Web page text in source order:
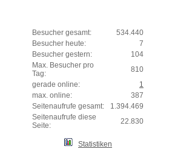
Besucher gesamt:
534.440
Besucher heute:
7
Besucher gestern:
104
Max. Besucher pro
Tag:
810
gerade online:
1
max. online:
387
Seitenaufrufe gesamt:
1.394.469
Seitenaufrufe diese
Seite:
22.830
Statistiken